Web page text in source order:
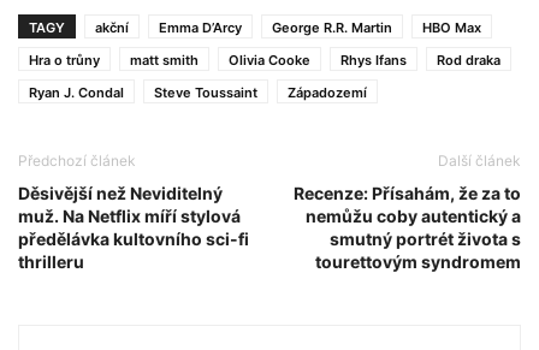
TAGY akční Emma D’Arcy George R.R. Martin
HBO Max
Hra o trůny
matt smith Olivia Cooke Rhys Ifans
Rod draka
Ryan J. Condal
Steve Toussaint Západozemí
Předchozí článek
Děsivější než Neviditelný
muž. Na Netflix míří stylová
předělávka kultovního sci-fi
thrilleru
Další článek
Recenze: Přísahám, že za to
nemůžu coby autentický a
smutný portrét života s
tourettovým syndromem